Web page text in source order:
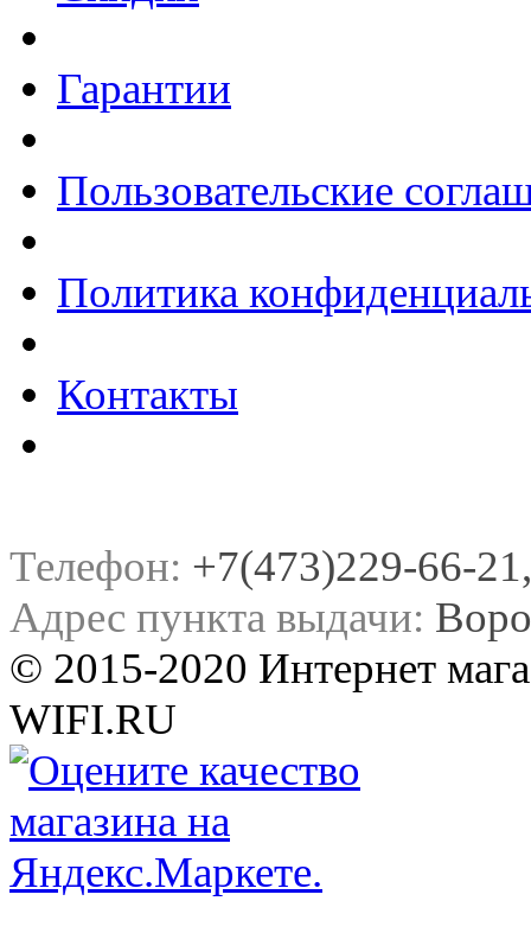
Гарантии
Пользовательские
Политика
Контакты
Телефон: +7(473)229-66-
Адрес пункта выдачи:
© 2015-2020 Интернет
WIFI.RU